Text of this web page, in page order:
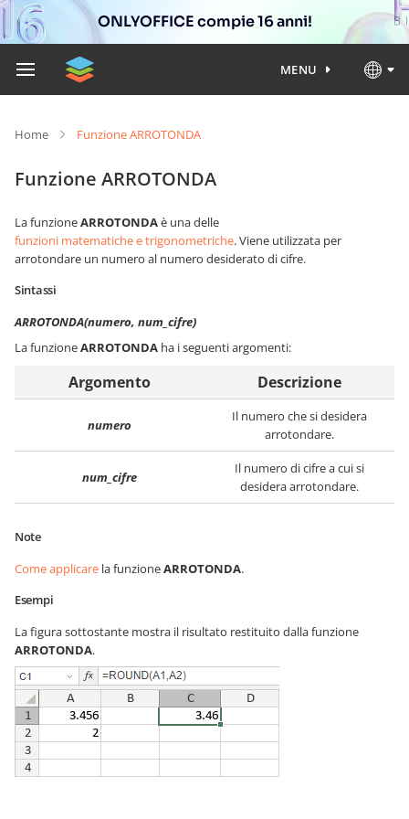
ONLYOFFICE compie 16 anni!
MENU
Home Funzione ARROTONDA
Funzione ARROTONDA
La funzioneARROTONDAè una delle
funzioni matematiche e trigonometriche. Viene utilizzata per
arrotondare un numero al numero desiderato di cifre.
Sintassi
ARROTONDA(numero, num_cifre)
La funzioneARROTONDA ha i seguenti argomenti:
Argomento Descrizione
numero
Il numero che si desidera
arrotondare.
num_cifre
Il numero di cifre a cui si
desidera arrotondare.
Note
Come applicare la funzioneARROTONDA.
Esempi
La figura sottostante mostra il risultato restituito dalla funzione
ARROTONDA.